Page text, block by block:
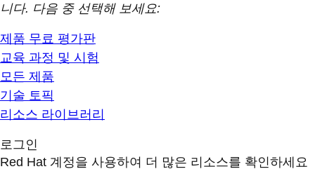
니다. 다음 중 선택해 보세요:
제품 무료 평가판
교육 과정 및 시험
모든 제품
기술 토픽
리소스 라이브러리
로그인
Red Hat 계정을 사용하여 더 많은 리소스를 확인하세요